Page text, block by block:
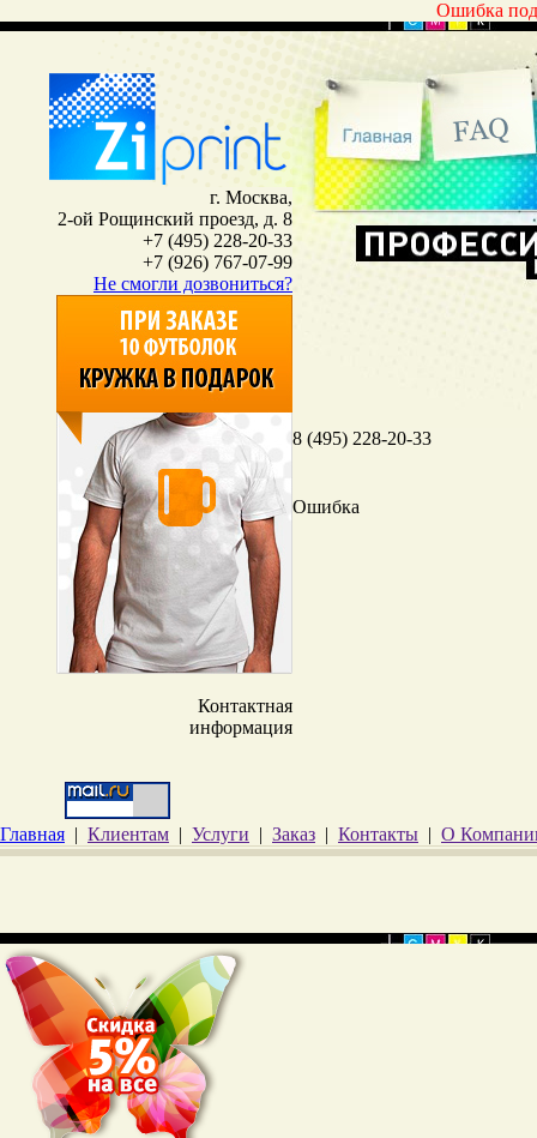
Ошибка
г. Москва,
2-ой Рощинский проезд, д. 8
+7 (495) 228-20-33
+7 (926) 767-07-99
Не смогли дозвониться?
Контактная
информация
8 (495) 228-20-33
Ошибка
Главная | Клиентам | Услуги | Заказ | Контакты | О